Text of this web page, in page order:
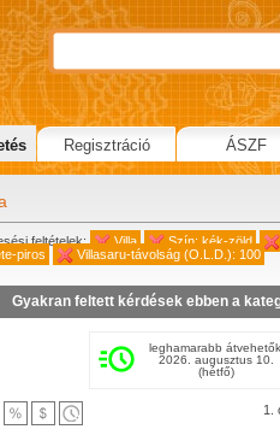
feltételek: Villa Szín: kék-zöld
piros
Villasaru-távolság (O.L.D.): 100
Gyakran feltett kérdések ebben a
leghamarabb
2026. augusztus 10.
(hétfő)
1.
Regisztráció ÁSZF